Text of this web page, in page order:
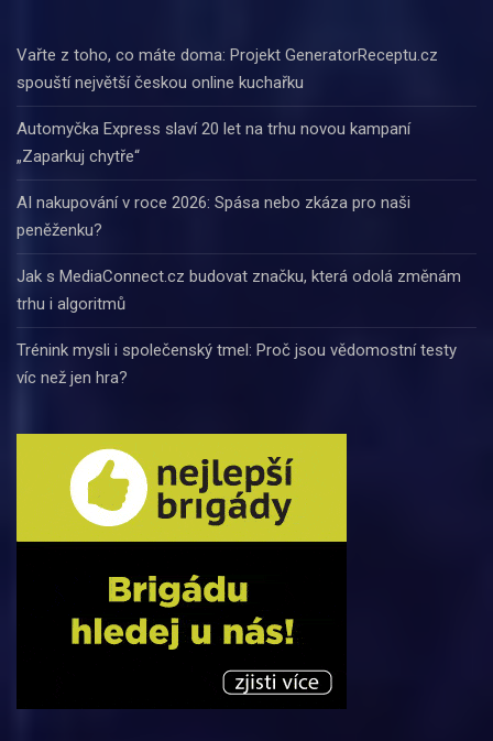
Vařte z toho, co máte doma: Projekt GeneratorReceptu.cz
spouští největší českou online kuchařku
Automyčka Express slaví 20 let na trhu novou kampaní
„Zaparkuj chytře“
AI nakupování v roce 2026: Spása nebo zkáza pro naši
peněženku?
Jak s MediaConnect.cz budovat značku, která odolá změnám
trhu i algoritmů
Trénink mysli i společenský tmel: Proč jsou vědomostní testy
víc než jen hra?